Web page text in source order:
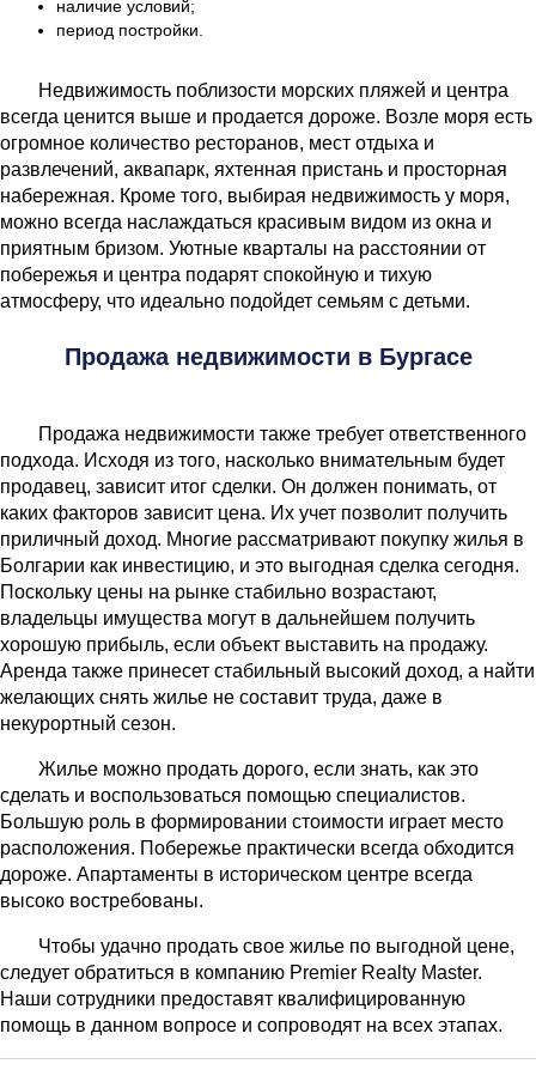
наличие условий;
период постройки.
Недвижимость поблизости морских пляжей и центра
всегда ценится выше и продается дороже. Возле моря есть
огромное количество ресторанов, мест отдыха и
развлечений, аквапарк, яхтенная пристань и просторная
набережная. Кроме того, выбирая недвижимость у моря,
можно всегда наслаждаться красивым видом из окна и
приятным бризом. Уютные кварталы на расстоянии от
побережья и центра подарят спокойную и тихую
атмосферу, что идеально подойдет семьям с детьми.
Продажа недвижимости в Бургасе
Продажа недвижимости также требует ответственного
подхода. Исходя из того, насколько внимательным будет
продавец, зависит итог сделки. Он должен понимать, от
каких факторов зависит цена. Их учет позволит получить
приличный доход. Многие рассматривают покупку жилья в
Болгарии как инвестицию, и это выгодная сделка сегодня.
Поскольку цены на рынке стабильно возрастают,
владельцы имущества могут в дальнейшем получить
хорошую прибыль, если объект выставить на продажу.
Аренда также принесет стабильный высокий доход, а найти
желающих снять жилье не составит труда, даже в
некурортный сезон.
Жилье можно продать дорого, если знать, как это
сделать и воспользоваться помощью специалистов.
Большую роль в формировании стоимости играет место
расположения. Побережье практически всегда обходится
дороже. Апартаменты в историческом центре всегда
высоко востребованы.
Чтобы удачно продать свое жилье по выгодной цене,
следует обратиться в компанию Premier Realty Master.
Наши сотрудники предоставят квалифицированную
помощь в данном вопросе и сопроводят на всех этапах.